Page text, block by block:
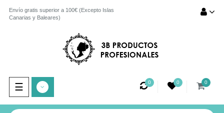
Envío gratis superior a 100€ (Excepto Islas
Canarias y Baleares)
Navegación
de
palanca
☰ 0 0 0